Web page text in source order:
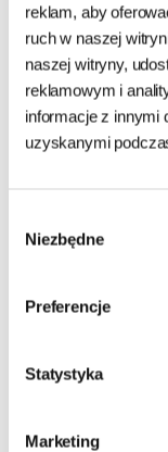
reklam, aby
ruch w naszej
naszej witryny,
reklamowym i
informacje z innymi
uzyskanymi
zgody
Niezbędne
Preferencje
Statystyka
Marketing
Twoje pytanie:
Przepisz kod
Inni